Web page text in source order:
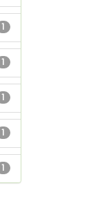
1
1
1
1
1